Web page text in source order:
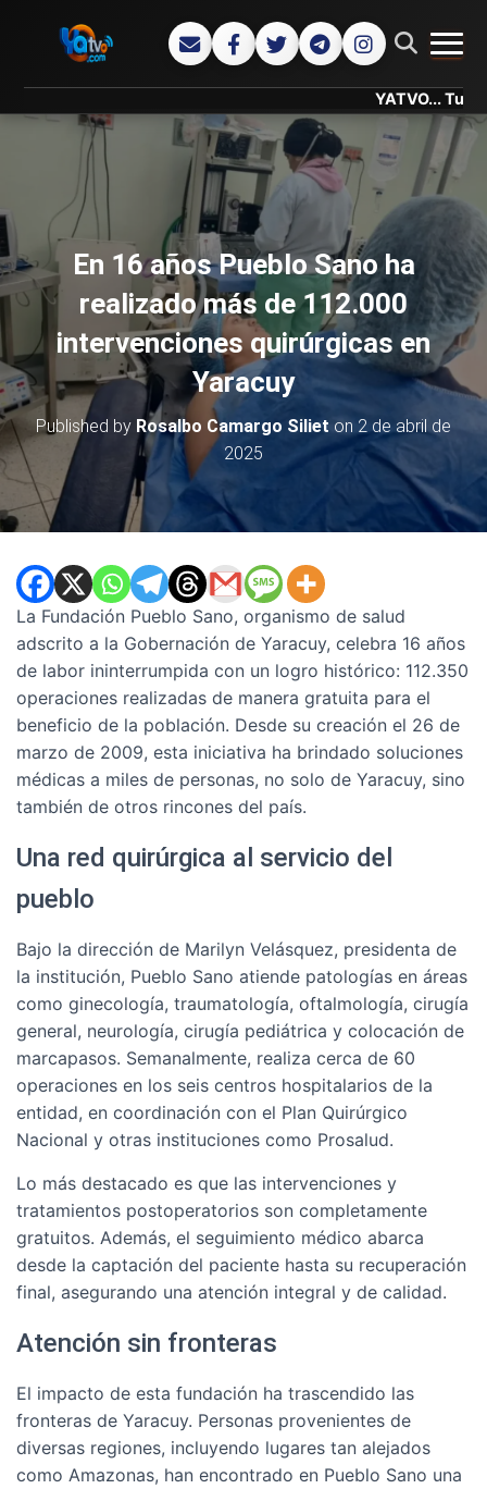
YATVO... Tu Canal
En 16 años Pueblo Sano ha
realizado más de 112.000
intervenciones quirúrgicas en
Yaracuy
Published by Rosalbo Camargo Siliet on 2 de abril de
2025
La Fundación Pueblo Sano, organismo de salud
adscrito a la Gobernación de Yaracuy, celebra 16 años
de labor ininterrumpida con un logro histórico: 112.350
operaciones realizadas de manera gratuita para el
beneficio de la población. Desde su creación el 26 de
marzo de 2009, esta iniciativa ha brindado soluciones
médicas a miles de personas, no solo de Yaracuy, sino
también de otros rincones del país.
Una red quirúrgica al servicio del
pueblo
Bajo la dirección de Marilyn Velásquez, presidenta de
la institución, Pueblo Sano atiende patologías en áreas
como ginecología, traumatología, oftalmología, cirugía
general, neurología, cirugía pediátrica y colocación de
marcapasos. Semanalmente, realiza cerca de 60
operaciones en los seis centros hospitalarios de la
entidad, en coordinación con el Plan Quirúrgico
Nacional y otras instituciones como Prosalud.
Lo más destacado es que las intervenciones y
tratamientos postoperatorios son completamente
gratuitos. Además, el seguimiento médico abarca
desde la captación del paciente hasta su recuperación
final, asegurando una atención integral y de calidad.
Atención sin fronteras
El impacto de esta fundación ha trascendido las
fronteras de Yaracuy. Personas provenientes de
diversas regiones, incluyendo lugares tan alejados
como Amazonas, han encontrado en Pueblo Sano una